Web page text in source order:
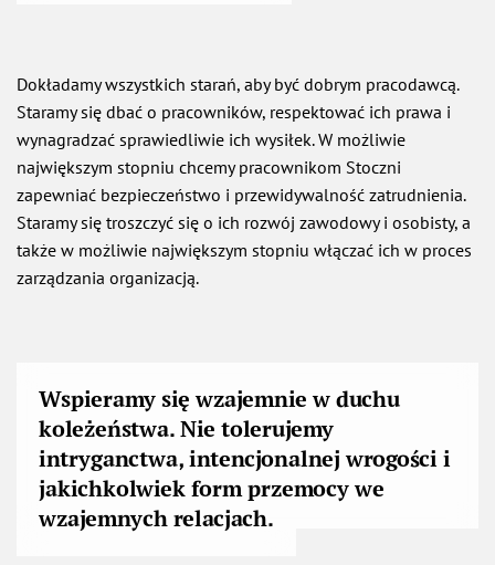
Dokładamy wszystkich starań, aby być dobrym pracodawcą.
Staramy się dbać o pracowników, respektować ich prawa i
wynagradzać sprawiedliwie ich wysiłek. W możliwie
największym stopniu chcemy pracownikom Stoczni
zapewniać bezpieczeństwo i przewidywalność zatrudnienia.
Staramy się troszczyć się o ich rozwój zawodowy i osobisty, a
także w możliwie największym stopniu włączać ich w proces
zarządzania organizacją.
Wspieramy się wzajemnie w duchu
koleżeństwa. Nie tolerujemy
intryganctwa, intencjonalnej wrogości i
jakichkolwiek form przemocy we
wzajemnych relacjach.